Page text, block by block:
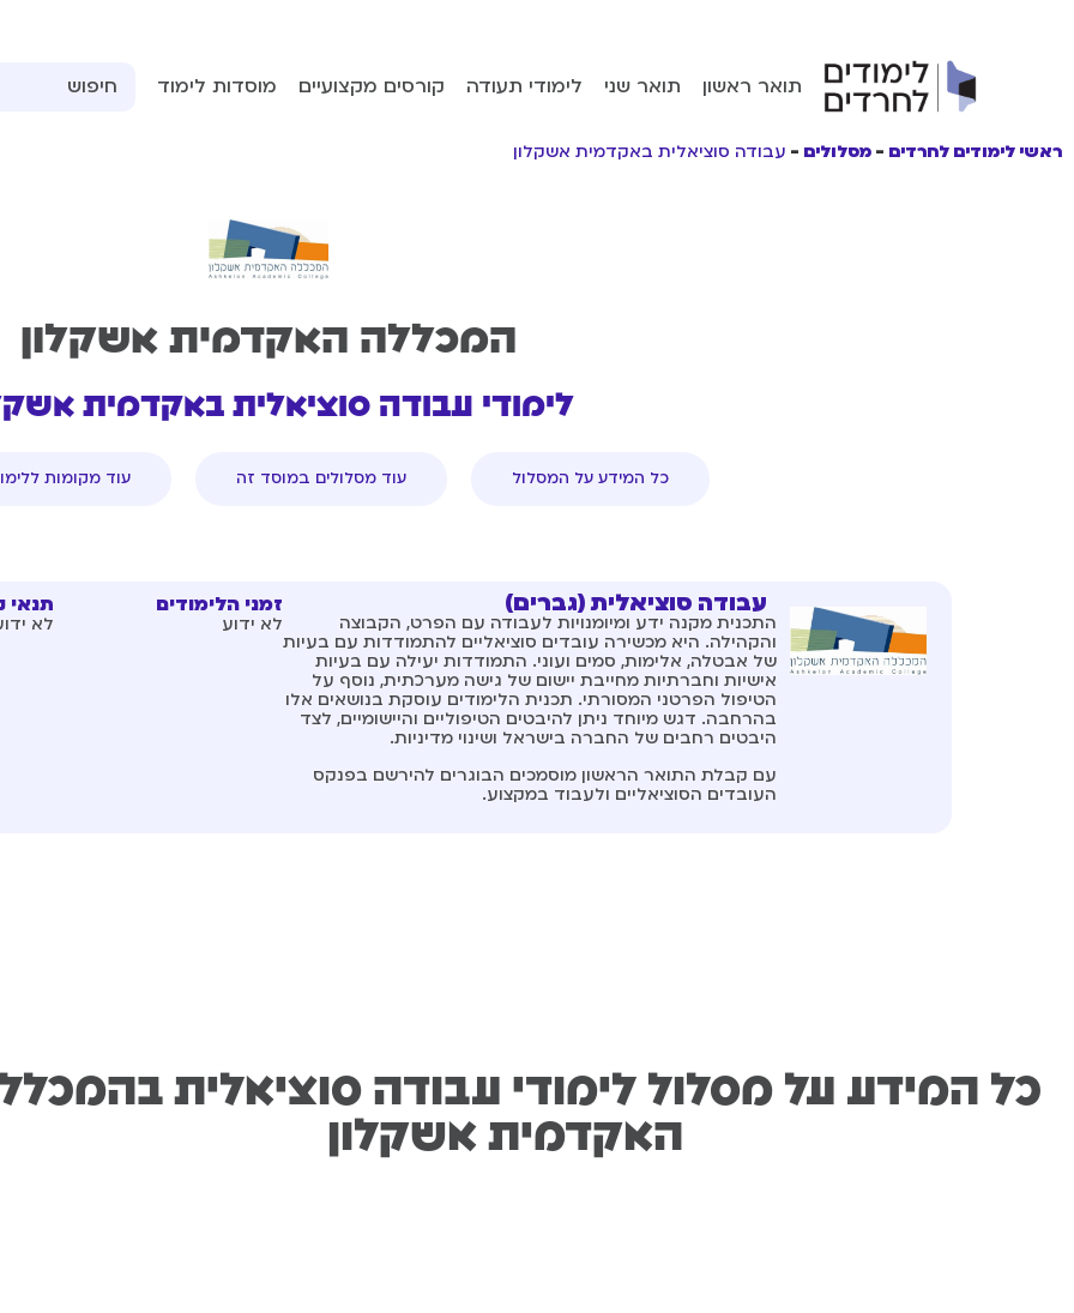
תואר ראשון תואר שני לימודי תעודה קורסים מקצועיים מוסדות לימוד
ראשי לימודים לחרדים מסלולים עבודה סוציאלית באקדמית אשקלון
המכללה האקדמית אשקלון
לימודי עבודה סוציאלית באקדמית
כל המידע על המסלול עוד מסלולים במוסד זה עוד מקומות
עבודה סוציאלית (גברים)
התכנית מקנה ידע ומיומנויות לעבודה עם הפרט, הקבוצה
והקהילה. היא מכשירה עובדים סוציאליים להתמודדות עם בעיות
של אבטלה, אלימות, סמים ועוני. התמודדות יעילה עם בעיות
אישיות וחברתיות מחייבת יישום של גישה מערכתית, נוסף על
הטיפול הפרטני המסורתי. תכנית הלימודים עוסקת בנושאים אלו
בהרחבה. דגש מיוחד ניתן להיבטים הטיפוליים והיישומיים, לצד
היבטים רחבים של החברה בישראל ושינוי מדיניות.
עם קבלת התואר הראשון מוסמכים הבוגרים להירשם בפנקס
העובדים הסוציאליים ולעבוד במקצוע.
זמני הלימודים
לא ידוע
תנאי
לא
כל המידע על מסלול לימודי עבודה סוציאלית
האקדמית אשקלון